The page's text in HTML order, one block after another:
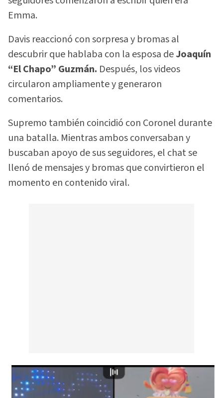
Emma.
Davis reaccionó con sorpresa y bromas al
descubrir que hablaba con la esposa deJoaquín
“El Chapo” Guzmán. Después, los videos
circularon ampliamente y generaron
comentarios.
Supremo también coincidió con Coronel durante
una batalla. Mientras ambos conversaban y
buscaban apoyo de sus seguidores, el chat se
llenó de mensajes y bromas que convirtieron el
momento en contenido viral.